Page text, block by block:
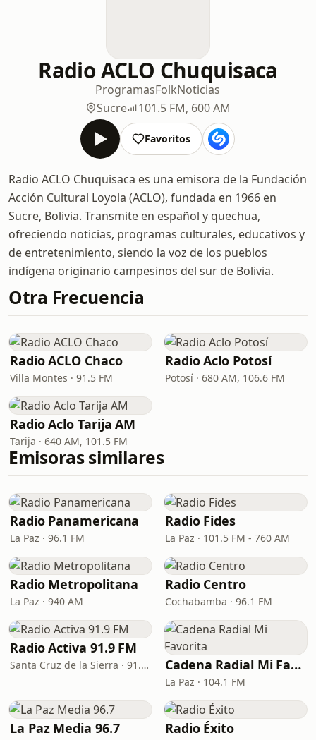
Radio ACLO Chuquisaca
ProgramasFolkNoticias
Sucre
101.5 FM, 600 AM
Favoritos
Radio ACLO Chuquisaca es una emisora de la Fundación
Acción Cultural Loyola (ACLO), fundada en 1966 en
Sucre, Bolivia. Transmite en español y quechua,
ofreciendo noticias, programas culturales, educativos y
de entretenimiento, siendo la voz de los pueblos
indígena originario campesinos del sur de Bolivia.
Otra Frecuencia
Radio ACLO Chaco
Villa Montes · 91.5 FM
Radio Aclo Potosí
Potosí · 680 AM, 106.6 FM
Radio Aclo Tarija AM
Tarija · 640 AM, 101.5 FM
Emisoras similares
Radio Panamericana
La Paz · 96.1 FM
Radio Fides
La Paz · 101.5 FM - 760 AM
Radio Metropolitana
La Paz · 940 AM
Radio Centro
Cochabamba · 96.1 FM
Radio Activa 91.9 FM
Santa Cruz de la Sierra · 91.9 FM Cadena Radial Mi Favorita
La Paz · 104.1 FM
La Paz Media 96.7 Radio Éxito